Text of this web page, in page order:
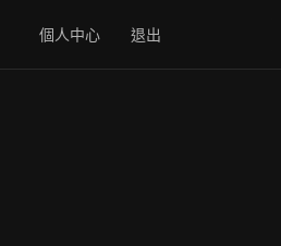
個人中心 退出